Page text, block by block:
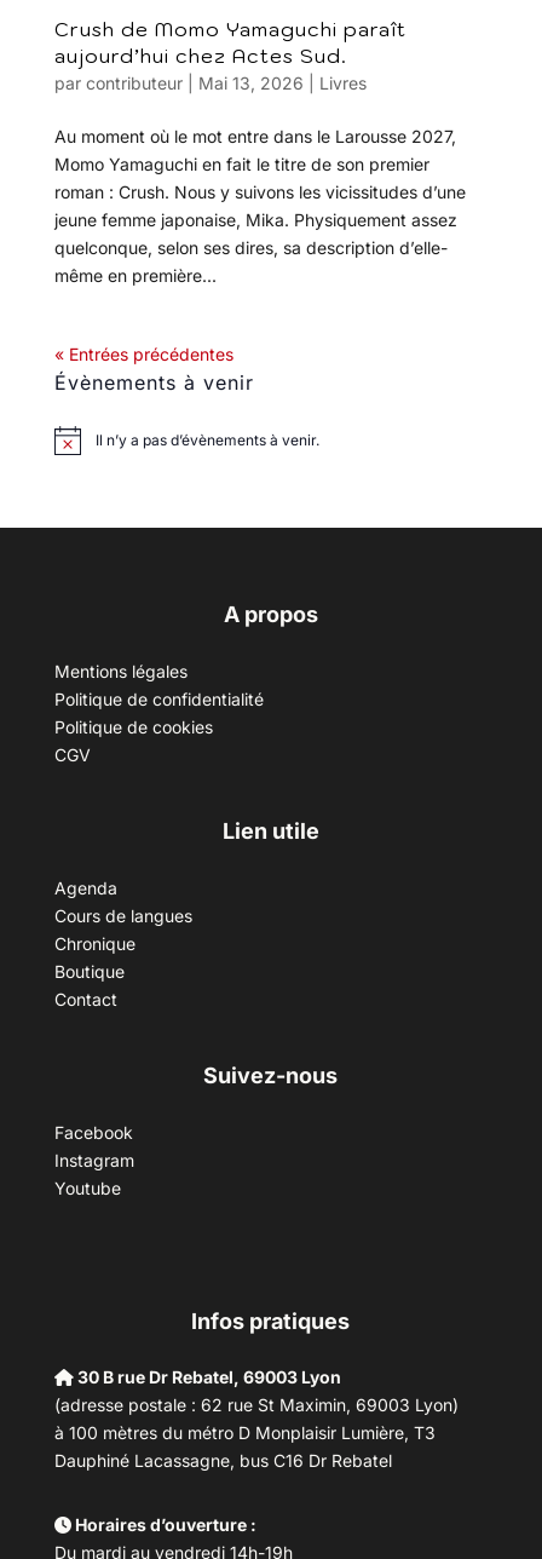
Crush de Momo Yamaguchi paraît
aujourd’hui chez Actes Sud.
par contributeur| Mai 13, 2026 Livres
Au moment où le mot entre dans le Larousse 2027,
Momo Yamaguchi en fait le titre de son premier
roman : Crush. Nous y suivons les vicissitudes d’une
jeune femme japonaise, Mika. Physiquement assez
quelconque, selon ses dires, sa description d’elle-
même en première...
« Entrées précédentes
Évènements à venir
Il n’y a pas d’évènements à venir.
A propos
Mentions légales
Politique de confidentialité
Politique de cookies
CGV
Lien utile
Agenda
Cours de langues
Chronique
Boutique
Contact
Suivez-nous
Facebook
Instagram
Youtube
Infos pratiques
30 B rue Dr Rebatel, 69003 Lyon
(adresse postale : 62 rue St Maximin, 69003 Lyon)
à 100 mètres du métro D Monplaisir Lumière, T3
Dauphiné Lacassagne, bus C16 Dr Rebatel
Horaires d’ouverture :
Du mardi au vendredi 14h-19h